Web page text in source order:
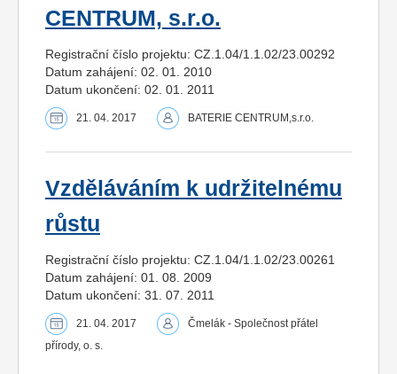
CENTRUM, s.r.o.
Registrační číslo projektu: CZ.1.04/1.1.02/23.00292
Datum zahájení: 02. 01. 2010
Datum ukončení: 02. 01. 2011
21. 04. 2017 BATERIE CENTRUM,s.r.o.
Vzděláváním k udržitelnému
růstu
Registrační číslo projektu: CZ.1.04/1.1.02/23.00261
Datum zahájení: 01. 08. 2009
Datum ukončení: 31. 07. 2011
21. 04. 2017
Čmelák - Společnost přátel
přírody, o. s.